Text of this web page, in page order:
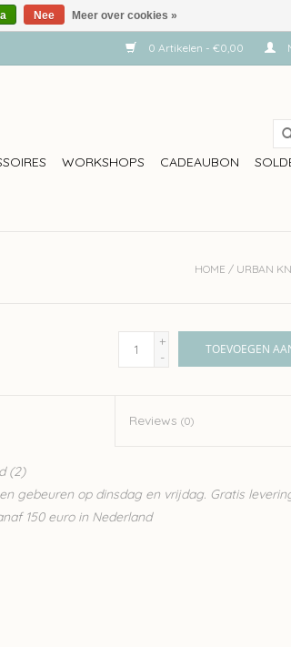
0 Artikelen - €0,00
WORKSHOPS CADEAUBON
HOME / URBAN
+
-
TOEVOEGEN
Reviews(0)
(2)
gebeuren op dinsdag en vrijdag. Gratis
150 euro in Nederland
Nee Meer over cookies »